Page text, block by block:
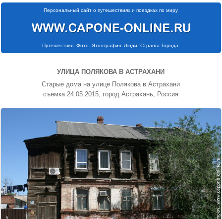
Персональный сайт о путешествиях и поездках по миру
Путешествия. Фото. Этнография. Люди. Страны. Города.
УЛИЦА ПОЛЯКОВА В АСТРАХАНИ
Старые дома на улице Полякова в Астрахани
съёмка 24.05.2015, город Астрахань, Россия